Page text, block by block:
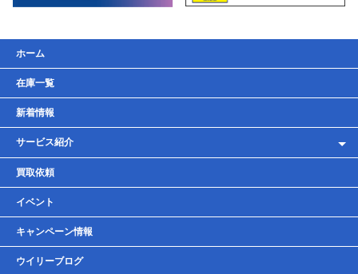
ホーム
在庫一覧
新着情報
サービス紹介
レンタルバイク
車検・点検・整備
貸しガレージ
買取依頼
イベント
キャンペーン情報
ウイリーブログ